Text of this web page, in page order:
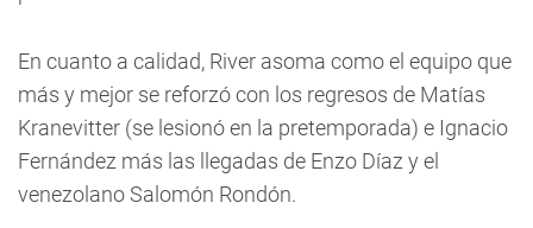
En cuanto a calidad, River asoma como el equipo que
más y mejor se reforzó con los regresos de Matías
Kranevitter (se lesionó en la pretemporada) e Ignacio
Fernández más las llegadas de Enzo Díaz y el
venezolano Salomón Rondón.